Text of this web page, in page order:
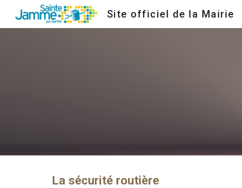
Skip to
Site officiel de la Mairie
La sécurité routière